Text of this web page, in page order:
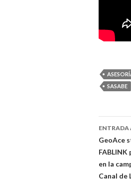
SASABE
Ir
a
la
ENTRADA
GeoAce
en la
Canal de